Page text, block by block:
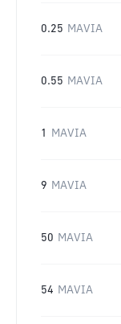
0.25 MAVIA
0.55 MAVIA
1 MAVIA
9 MAVIA
50 MAVIA
54 MAVIA